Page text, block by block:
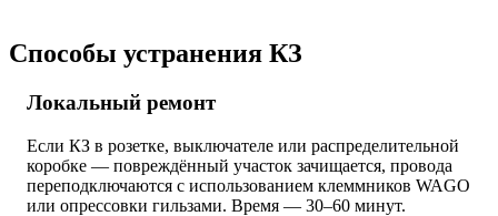
Способы устранения КЗ
Локальный ремонт
Если КЗ в розетке, выключателе или распределительной
коробке — повреждённый участок зачищается, провода
переподключаются с использованием клеммников WAGO
или опрессовки гильзами. Время — 30–60 минут.